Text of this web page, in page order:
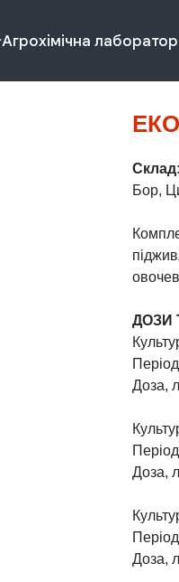
Агрохімічна
Склад:
Бор,
ДОЗИ
Доза,
Доза,
Доза,